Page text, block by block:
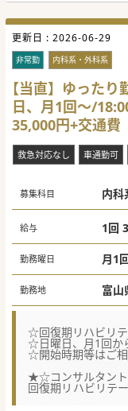
更新日 : 2026-06-29
非常勤 内科系・外科系
【当直】ゆった
日、月1回～/
35,000円+交通費
救急対応なし 車通勤可
募集科目 内科
給与 1回
勤務曜日 月1
勤務地
☆回復期リハビリテ
☆日曜日、月1回か
☆開始時期等はご相
★☆コンサルタン
回復期リハビリテ
ています。